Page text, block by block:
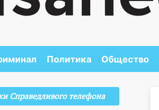
Политика Общество
Справедливого телефона